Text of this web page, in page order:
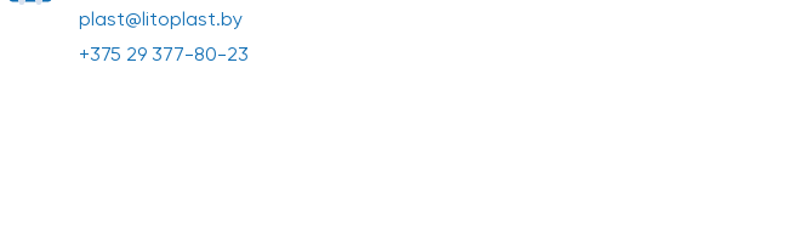
plast@litoplast.by
+375 29 377-80-23